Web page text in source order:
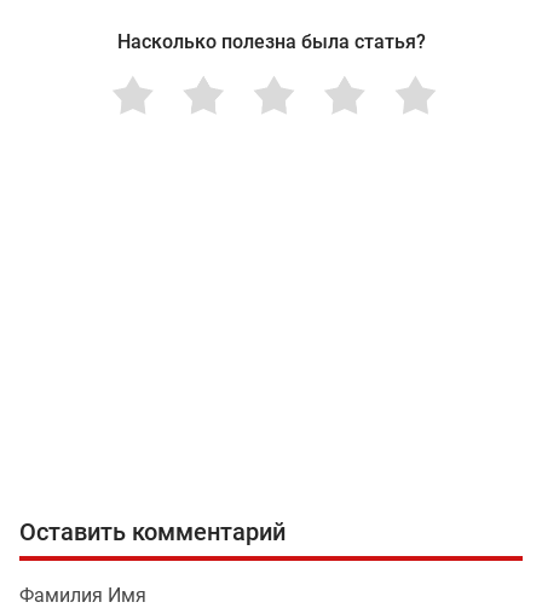
Насколько полезна была статья?
Оставить комментарий
Фамилия Имя